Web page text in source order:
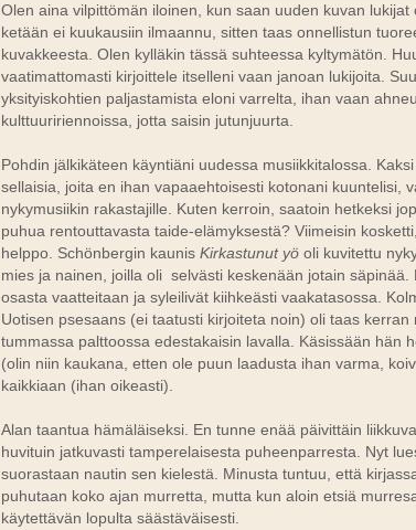
Olen aina vilpittömän iloinen, kun saan uuden kuvan lukijat
ketään ei kuukausiin ilmaannu, sitten taas onnellistun
kuvakkeesta. Olen kylläkin tässä suhteessa kyltymätön.
vaatimattomasti kirjoittele itselleni vaan janoan lukijoita.
yksityiskohtien paljastamista eloni varrelta, ihan vaan
kulttuuririennoissa, jotta saisin jutunjuurta.
Pohdin jälkikäteen käyntiäni uudessa musiikkitalossa.
sellaisia, joita en ihan vapaaehtoisesti kotonani kuuntelisi,
nykymusiikin rakastajille. Kuten kerroin, saatoin hetkeksi
puhua rentouttavasta taide-elämyksestä? Viimeisin
helppo. Schönbergin kaunis Kirkastunut yö oli kuvitettu
mies ja nainen, joilla oli selvästi keskenään jotain säpinää.
osasta vaatteitaan ja syleilivät kiihkeästi vaakatasossa.
Uotisen psesaans (ei taatusti kirjoiteta noin) oli taas kerran
tummassa palttoossa edestakaisin lavalla. Käsissään hän
(olin niin kaukana, etten ole puun laadusta ihan varma,
kaikkiaan (ihan oikeasti).
Alan taantua hämäläiseksi. En tunne enää päivittäin
huvituin jatkuvasti tamperelaisesta puheenparresta. Nyt
suorastaan nautin sen kielestä. Minusta tuntuu, että
puhutaan koko ajan murretta, mutta kun aloin etsiä
käytettävän lopulta säästäväisesti.